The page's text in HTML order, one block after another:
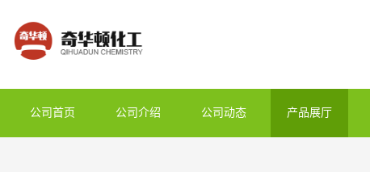
公司首页 公司介绍 公司动态 产品展厅